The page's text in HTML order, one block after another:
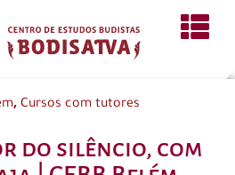
, Cursos com tutores
do silêncio, com